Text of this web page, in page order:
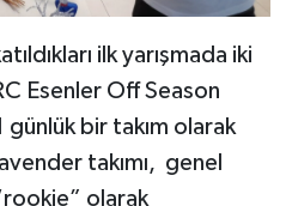
ilk yarışmada iki
Esenler Off Season
günlük bir takım olarak
takımı, genel
olarak